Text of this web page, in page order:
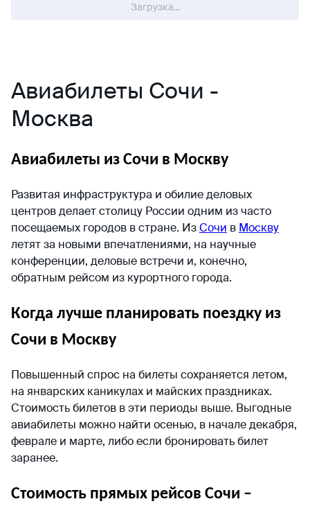
Загрузка...
Авиабилеты Сочи -
Москва
Авиабилеты из Сочи в Москву
Развитая инфраструктура и обилие деловых
центров делает столицу России одним из часто
посещаемых городов в стране. ИзСочи в Москву
летят за новыми впечатлениями, на научные
конференции, деловые встречи и, конечно,
обратным рейсом из курортного города.
Когда лучше планировать поездку из
Сочи в Москву
Повышенный спрос на билеты сохраняется летом,
на январских каникулах и майских праздниках.
Стоимость билетов в эти периоды выше. Выгодные
авиабилеты можно найти осенью, в начале декабря,
феврале и марте, либо если бронировать билет
заранее.
Стоимость прямых рейсов Сочи –